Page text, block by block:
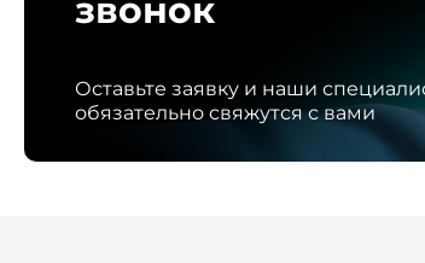
звонок
Оставьте заявку и наши
обязательно свяжутся с вами